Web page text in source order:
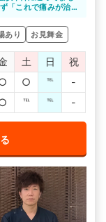
「これで痛みが治
できると言っても
こか分からなかっ
りと聞いてくれ一
先生方いつもあり
あり お見舞金
土 日
祝
○ ℡
-
℡ ℡ -